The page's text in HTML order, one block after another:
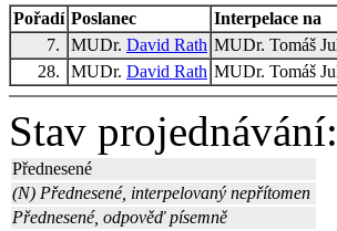
Pořadí Poslanec Interpelace na
7.
MUDr. David Rath MUDr. Tomáš
28.
MUDr. David Rath MUDr. Tomáš
Stav projednávání:
Přednesené
(N) Přednesené, interpelovaný nepřítomen
Přednesené, odpověď písemně